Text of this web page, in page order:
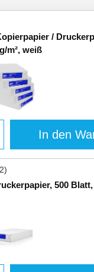
/
m², weiß
In den
500 Blatt,